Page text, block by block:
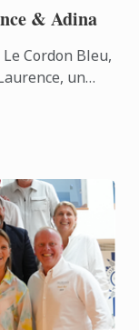
& Adina
Cordon Bleu,
un